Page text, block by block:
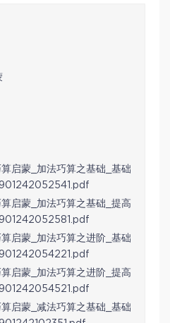
启蒙_加法巧算之基础_基础
启蒙_加法巧算之基础_提高
启蒙_加法巧算之进阶_基础
启蒙_加法巧算之进阶_提高
启蒙_减法巧算之基础_基础